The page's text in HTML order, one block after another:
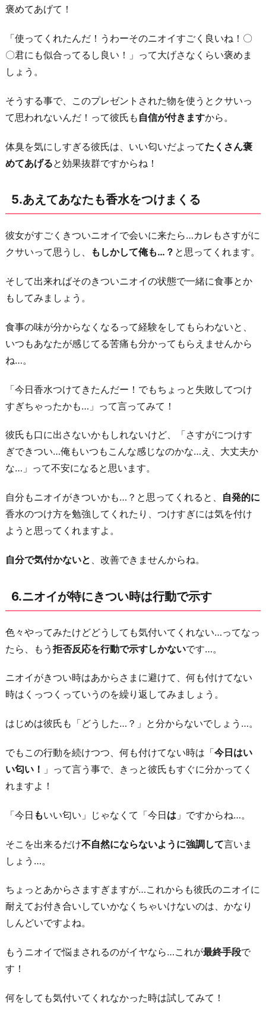
褒めてあげて！
「使ってくれたんだ！うわーそのニオイすごく良いね！〇
〇君にも似合ってるし良い！」って大げさなくらい褒めま
しょう。
そうする事で、このプレゼントされた物を使うとクサいっ
て思われないんだ！って彼氏も 自信が付きますから。
体臭を気にしすぎる彼氏は、いい匂いだよってたくさん褒
めてあげると効果抜群ですからね！
5.あえてあなたも香水をつけまくる
彼女がすごくきついニオイで会いに来たら…カレもさすがに
クサいって思うし、
もしかして俺も…？ と思ってくれます。
そして出来ればそのきついニオイの状態で一緒に食事とか
もしてみましょう。
食事の味が分からなくなるって経験をしてもらわないと、
いつもあなたが感じてる苦痛も分かってもらえませんから
ね…。
「今日香水つけてきたんだー！でもちょっと失敗してつけ
すぎちゃったかも…」って言ってみて！
彼氏も口に出さないかもしれないけど、「さすがにつけす
ぎできつい…俺もいつもこんな感じなのかな…え、大丈夫か
な…」って不安になると思います。
自分もニオイがきついかも…？と思ってくれると、 自発的に
香水のつけ方を勉強してくれたり、つけすぎには気を付け
ようと思ってくれますよ。
自分で気付かないと 、改善できませんからね。
6.ニオイが特にきつい時は行動で示す
色々やってみたけどどうしても気付いてくれない…ってなっ
たら、もう 拒否反応を行動で示すしかないです…。
ニオイがきつい時はあからさまに避けて、何も付けてない
時はくっつくっていうのを繰り返してみましょう。
はじめは彼氏も「どうした…？」と分からないでしょう…。
でもこの行動を続けつつ、何も付けてない時は「今日はい
い匂い！ 」って言う事で、きっと彼氏もすぐに分かってく
れますよ！
「今日 もいい匂い」じゃなくて「今日は 」ですからね…。
そこを出来るだけ不自然にならないように強調して言いま
しょう…。
ちょっとあからさますぎますが…これからも彼氏のニオイに
耐えてお付き合いしていかなくちゃいけないのは、かなり
しんどいですよね。
もうニオイで悩まされるのがイヤなら…これが最終手段で
す！
何をしても気付いてくれなかった時は試してみて！